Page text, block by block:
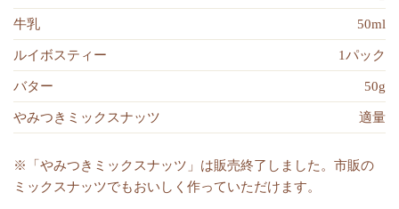
牛乳 50ml
ルイボスティー 1パック
バター 50g
やみつきミックスナッツ 適量
※「やみつきミックスナッツ」は販売終了しました。市販の
ミックスナッツでもおいしく作っていただけます。